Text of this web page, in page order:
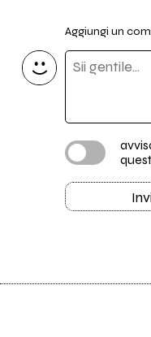
Aggiungi un